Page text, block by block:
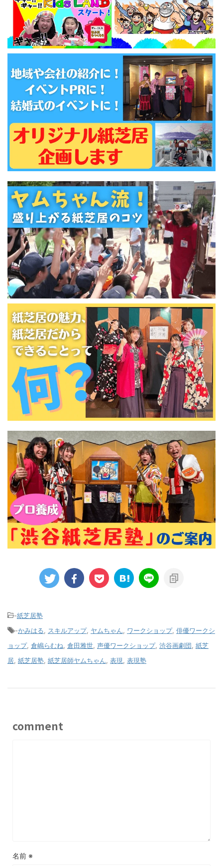
-紙芝居塾
-かみはる スキルアップ, ヤムちゃん ワークショップ, 俳優ワークシ
ョップ, 倉嶋らむね 倉田雅世 声優ワークショップ, 渋谷画劇団 紙芝
居 紙芝居塾 紙芝居師ヤムちゃん 表現 表現塾
comment
名前 ※